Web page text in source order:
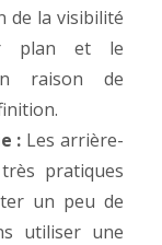
de la visibilité
plan et le
raison de
: Les arrière-
pratiques
un peu de
utiliser une